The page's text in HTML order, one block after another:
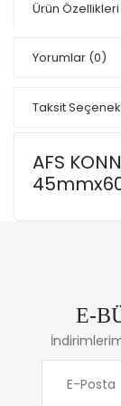
Ürün Özellikleri
Yorumlar (0)
Taksit
AFS
E-